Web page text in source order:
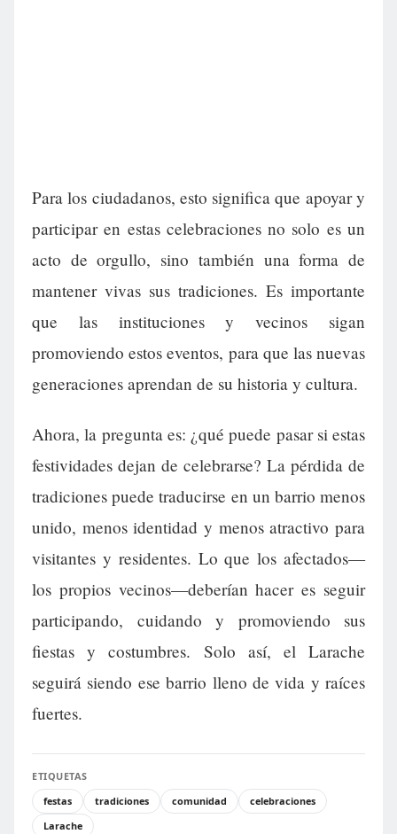
Para los ciudadanos, esto significa que apoyar y
participar en estas celebraciones no solo es un
acto de orgullo, sino también una forma de
mantener vivas sus tradiciones. Es importante
que las instituciones y vecinos sigan
promoviendo estos eventos, para que las nuevas
generaciones aprendan de su historia y cultura.
Ahora, la pregunta es: ¿qué puede pasar si estas
festividades dejan de celebrarse? La pérdida de
tradiciones puede traducirse en un barrio menos
unido, menos identidad y menos atractivo para
visitantes y residentes. Lo que los afectados—
los propios vecinos—deberían hacer es seguir
participando, cuidando y promoviendo sus
fiestas y costumbres. Solo así, el Larache
seguirá siendo ese barrio lleno de vida y raíces
fuertes.
ETIQUETAS
festas
tradiciones comunidad
celebraciones
Larache